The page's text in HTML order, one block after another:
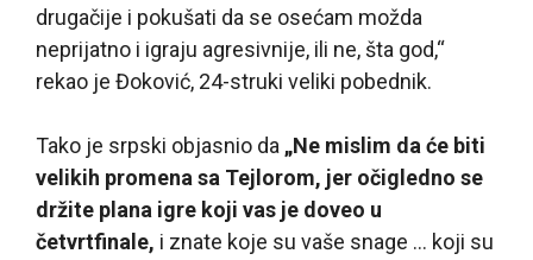
drugačije i pokušati da se osećam možda
neprijatno i igraju agresivnije, ili ne, šta god,“
rekao je Đoković, 24-struki veliki pobednik.
Tako je srpski objasnio da „Ne mislim da će biti
velikih promena sa Tejlorom, jer očigledno se
držite plana igre koji vas je doveo u
četvrtfinale, i znate koje su vaše snage … koji su